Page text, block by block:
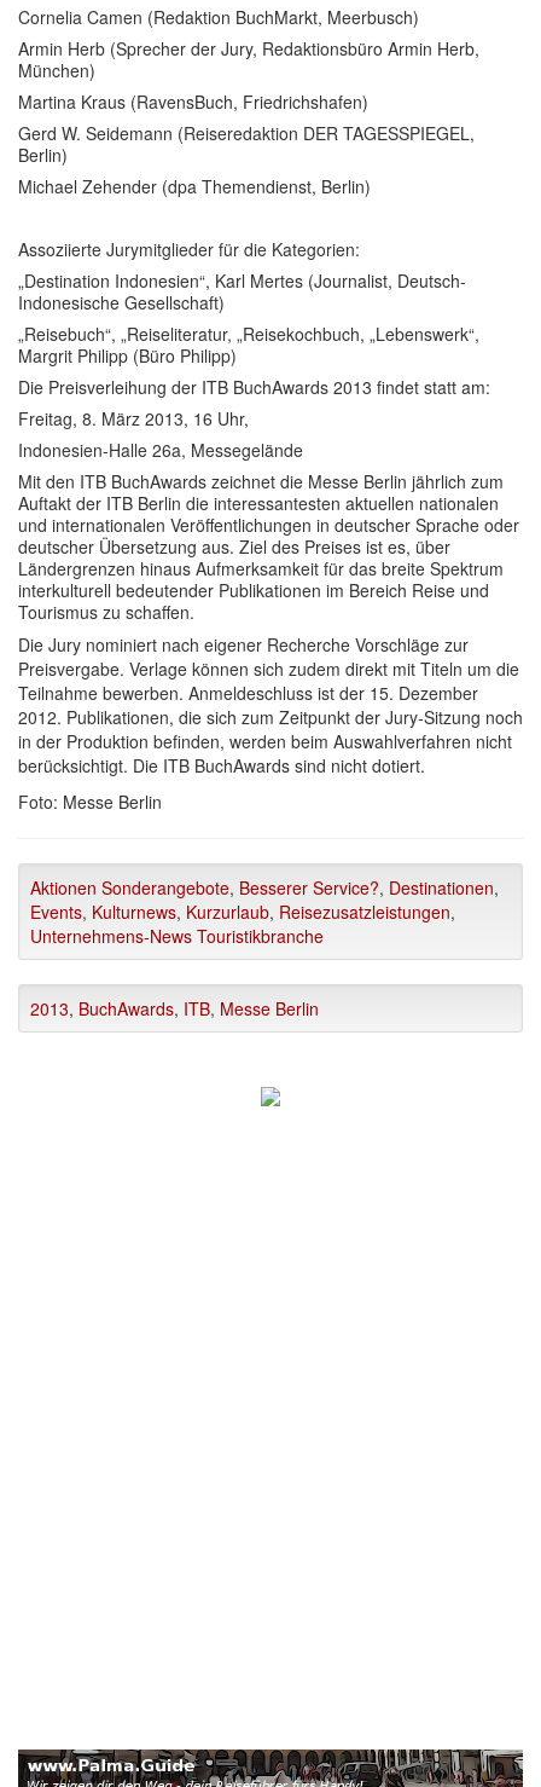
Cornelia Camen (Redaktion BuchMarkt, Meerbusch)
Armin Herb (Sprecher der Jury, Redaktionsbüro Armin Herb,
München)
Martina Kraus (RavensBuch, Friedrichshafen)
Gerd W. Seidemann (Reiseredaktion DER TAGESSPIEGEL,
Berlin)
Michael Zehender (dpa Themendienst, Berlin)
Assoziierte Jurymitglieder für die Kategorien:
„Destination Indonesien“, Karl Mertes (Journalist, Deutsch-
Indonesische Gesellschaft)
„Reisebuch“, „Reiseliteratur, „Reisekochbuch, „Lebenswerk“,
Margrit Philipp (Büro Philipp)
Die Preisverleihung der ITB BuchAwards 2013 findet statt am:
Freitag, 8. März 2013, 16 Uhr,
Indonesien-Halle 26a, Messegelände
Mit den ITB BuchAwards zeichnet die Messe Berlin jährlich zum
Auftakt der ITB Berlin die interessantesten aktuellen nationalen
und internationalen Veröffentlichungen in deutscher Sprache oder
deutscher Übersetzung aus. Ziel des Preises ist es, über
Ländergrenzen hinaus Aufmerksamkeit für das breite Spektrum
interkulturell bedeutender Publikationen im Bereich Reise und
Tourismus zu schaffen.
Die Jury nominiert nach eigener Recherche Vorschläge zur
Preisvergabe. Verlage können sich zudem direkt mit Titeln um die
Teilnahme bewerben. Anmeldeschluss ist der 15. Dezember
2012. Publikationen, die sich zum Zeitpunkt der Jury-Sitzung noch
in der Produktion befinden, werden beim Auswahlverfahren nicht
berücksichtigt. Die ITB BuchAwards sind nicht dotiert.
Foto: Messe Berlin
Aktionen Sonderangebote, Besserer Service?, Destinationen,
Events, Kulturnews, Kurzurlaub, Reisezusatzleistungen,
Unternehmens-News Touristikbranche
2013, BuchAwards, ITB, Messe Berlin